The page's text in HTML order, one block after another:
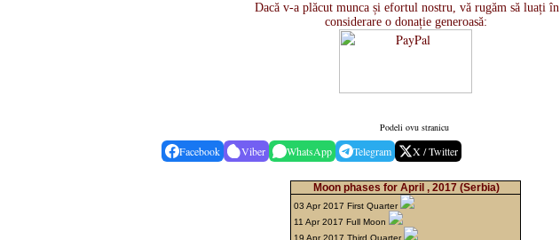
Dacă v-a plăcut munca și efortul nostru, vă rugăm să luați în
considerare o donație generoasă:
Podeli ovu stranicu
Facebook Viber WhatsApp Telegram X / Twitter
Moon phases for April , 2017 (Serbia)
03 Apr 2017 First Quarter
11 Apr 2017 Full Moon
19 Apr 2017 Third Quarter